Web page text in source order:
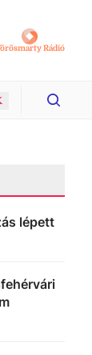
Rádió
lépett